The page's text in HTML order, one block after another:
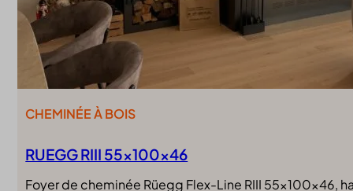
RUEGG RIII 55x100x46
CHEMINÉE À BOIS
Foyer de cheminée Rüegg Flex-Line RIII 55x100x46,